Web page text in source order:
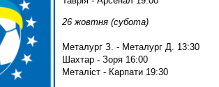
26 жовтня (субота)
Металург З. - Металург Д. 13:30
Шахтар - Зоря 16:00
Металіст - Карпати 19:30